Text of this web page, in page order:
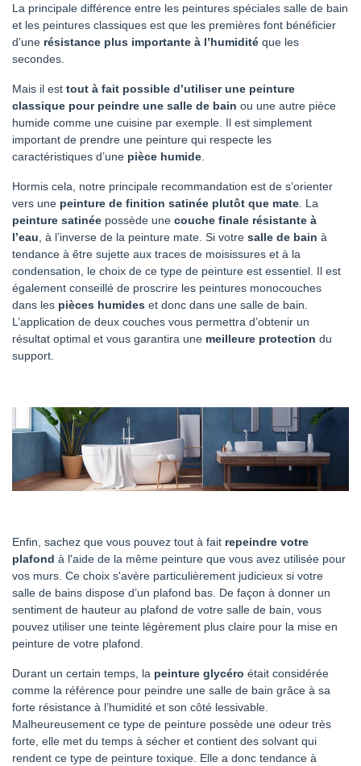
La principale différence entre les peintures spéciales salle de bain
et les peintures classiques est que les premières font bénéficier
d’une résistance plus importante à l’humidité que les
secondes.
Mais il est tout à fait possible d’utiliser une peinture
classique pour peindre une salle de bain ou une autre pièce
humide comme une cuisine par exemple. Il est simplement
important de prendre une peinture qui respecte les
caractéristiques d’une pièce humide
Hormis cela, notre principale recommandation est de s’orienter
vers une peinture de finition satinée plutôt que mate . La
peinture satinée possède une couche finale résistante à
l’eau , à l’inverse de la peinture mate. Si votre salle de bain à
tendance à être sujette aux traces de moisissures et à la
condensation, le choix de ce type de peinture est essentiel. Il est
également conseillé de proscrire les peintures monocouches
dans les pièces humides et donc dans une salle de bain.
L’application de deux couches vous permettra d’obtenir un
résultat optimal et vous garantira une meilleure protection du
support.
Enfin, sachez que vous pouvez tout à fait repeindre votre
plafond à l'aide de la même peinture que vous avez utilisée pour
vos murs. Ce choix s'avère particulièrement judicieux si votre
salle de bains dispose d’un plafond bas. De façon à donner un
sentiment de hauteur au plafond de votre salle de bain, vous
pouvez utiliser une teinte légèrement plus claire pour la mise en
peinture de votre plafond.
Durant un certain temps, la peinture glycéro était considérée
comme la référence pour peindre une salle de bain grâce à sa
forte résistance à l’humidité et son côté lessivable.
Malheureusement ce type de peinture possède une odeur très
forte, elle met du temps à sécher et contient des solvant qui
rendent ce type de peinture toxique. Elle a donc tendance à